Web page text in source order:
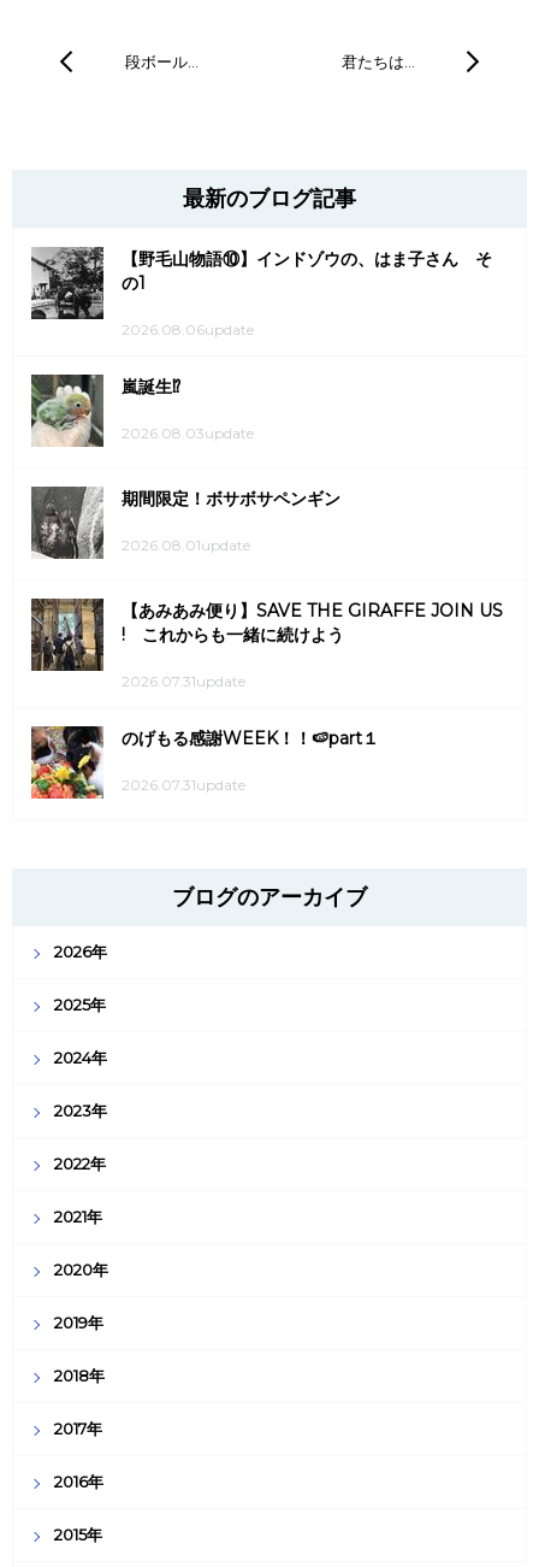
段ボール… 君たちは…
最新のブログ記事
【野毛山物語⑩】インドゾウの、はま子さん そ
の1
2026.08.06update
嵐誕生⁉
2026.08.03update
期間限定！ボサボサペンギン
2026.08.01update
【あみあみ便り】SAVE THE GIRAFFE JOIN US
! これからも一緒に続けよう
2026.07.31update
のげもる感謝WEEK！！🍉part１
2026.07.31update
ブログのアーカイブ
2026年
2025年
2024年
2023年
2022年
2021年
2020年
2019年
2018年
2017年
2016年
2015年